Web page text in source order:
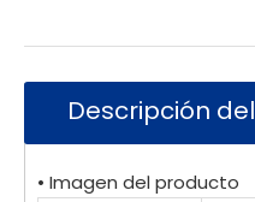
Descripción del
Producto
• Imagen del producto